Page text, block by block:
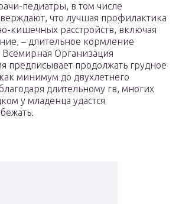
педиатры, в том числе
что лучшая профилактика
кишечных расстройств, включая
– длительное кормление
Организация
предписывает продолжать грудное
минимум до двухлетнего
длительному гв, многих
у младенца удастся